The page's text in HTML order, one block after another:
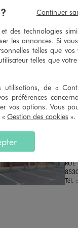
ceintures… vous avez
vos articles
Les tarifs sont à
Voir
Tél. :
des technologies
les annonces. Si
telles que vos
telles que
de «
préférences
vos options. Vous
Gestion des cookies ».
Continuer